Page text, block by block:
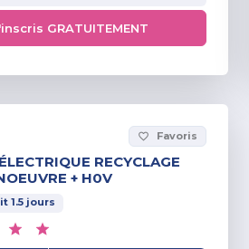
GRATUITEMENT
favorite_border Favoris
RECYCLAGE
+ H0V
1.5 jours